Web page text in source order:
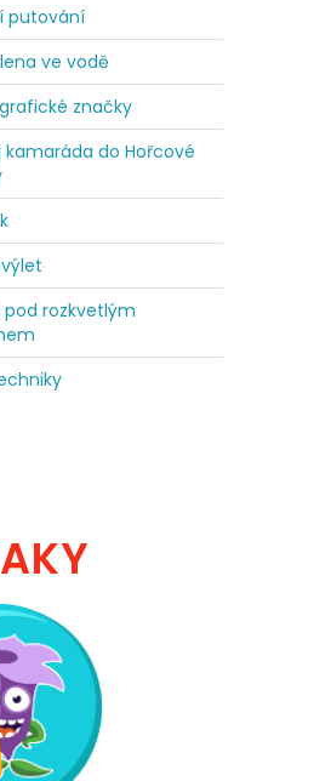
putování
ve vodě
značky
kamaráda do Hořcové
pod rozkvetlým